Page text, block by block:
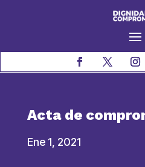
Acta de
Ene 1, 2021